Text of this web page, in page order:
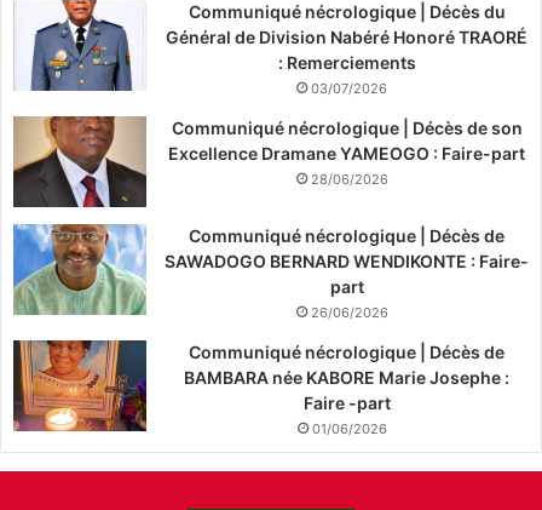
Communiqué nécrologique | Décès du
Général de Division Nabéré Honoré TRAORÉ
: Remerciements
03/07/2026
Communiqué nécrologique | Décès de son
Excellence Dramane YAMEOGO : Faire-part
28/06/2026
Communiqué nécrologique | Décès de
SAWADOGO BERNARD WENDIKONTE : Faire-
part
26/06/2026
Communiqué nécrologique | Décès de
BAMBARA née KABORE Marie Josephe :
Faire -part
01/06/2026